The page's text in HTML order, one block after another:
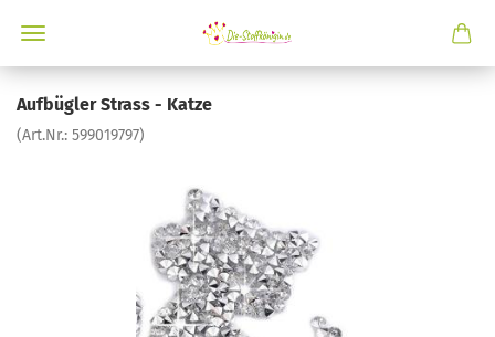
Aufbügler Strass - Katze
(Art.Nr.: 599019797)